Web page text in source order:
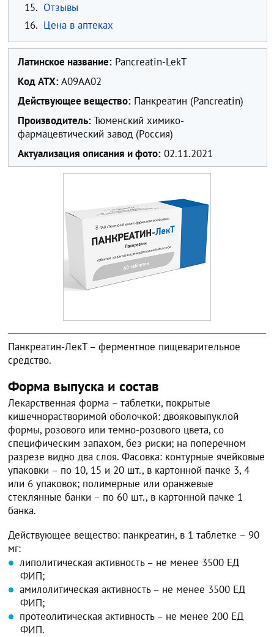
15. Отзывы
16. Цена в аптеках
Латинское название: Pancreatin-LekT
Код ATX:A09AA02
Действующее вещество: Панкреатин (Pancreatin)
Производитель:Тюменский химико-
фармацевтический завод (Россия)
Актуализация описания и фото: 02.11.2021
Панкреатин-ЛекТ – ферментное пищеварительное
средство.
Форма выпуска и состав
Лекарственная форма – таблетки, покрытые
кишечнорастворимой оболочкой: двояковыпуклой
формы, розового или темно-розового цвета, со
специфическим запахом, без риски; на поперечном
разрезе видно два слоя. Фасовка: контурные ячейковые
упаковки – по 10, 15 и 20 шт., в картонной пачке 3, 4
или 6 упаковок; полимерные или оранжевые
стеклянные банки – по 60 шт., в картонной пачке 1
банка.
Действующее вещество: панкреатин, в 1 таблетке – 90
мг:
липолитическая активность – не менее 3500 ЕД
ФИП;
амилолитическая активность – не менее 3500 ЕД
ФИП;
протеолитическая активность – не менее 200 ЕД
ФИП.